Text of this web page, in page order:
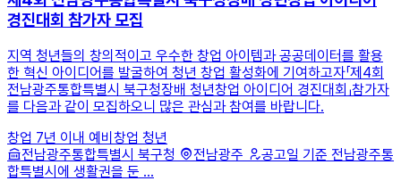
경진대회 참가자 모집
지역 청년들의 창의적이고 우수한 창업 아이템과 공공데이터를 활용
한 혁신 아이디어를 발굴하여 청년 창업 활성화에 기여하고자「제4회
전남광주통합특별시 북구청장배 청년창업 아이디어 경진대회」참가자
를 다음과 같이 모집하오니 많은 관심과 참여를 바랍니다.
창업 7년 이내 예비창업 청년
전남광주통합특별시 북구청
전남광주
공고일 기준 전남광주통
합특별시에 생활권을 둔 ...